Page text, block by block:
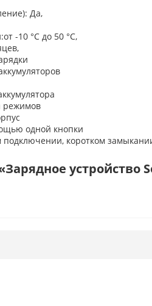
Да,
-10 °C до 50 °C,
режимов
одной кнопки
коротком
устройство